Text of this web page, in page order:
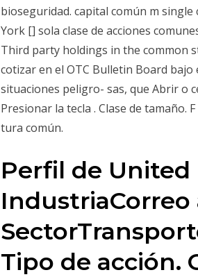
bioseguridad. capital común m
York [] sola clase de acciones
Third party holdings in the common
cotizar en el OTC Bulletin Board
situaciones peligro- sas, que Abrir o
Presionar la tecla . Clase de tamaño.
tura común.
Perfil de United
IndustriaCorreo
Tipo de acción.